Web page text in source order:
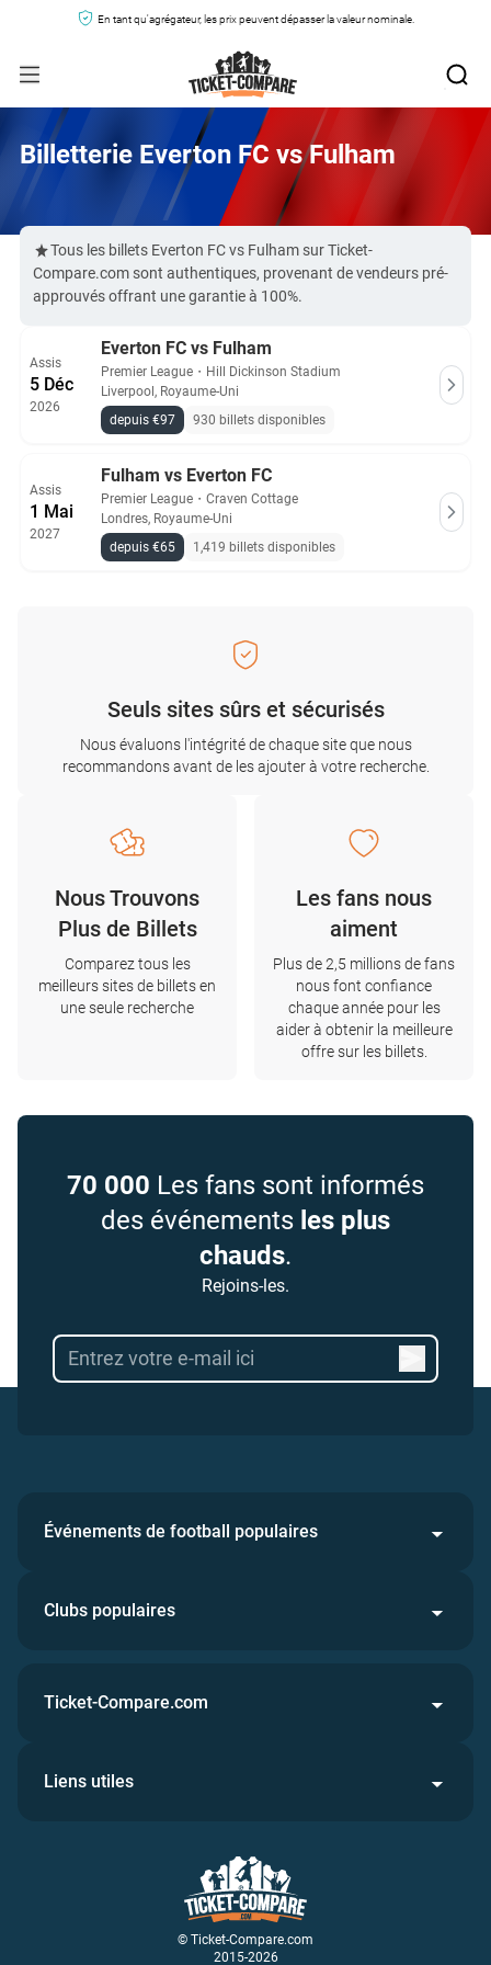
En tant qu'agrégateur, les prix peuvent dépasser la valeur nominale.
Billetterie Everton FC vs Fulham
Tous les billets Everton FC vs Fulham sur Ticket-
Compare.com sont authentiques, provenant de vendeurs pré-
approuvés offrant une garantie à 100%.
Assis
5 Déc
2026
Everton FC vs Fulham
Premier League ・ Hill Dickinson Stadium
Liverpool, Royaume-Uni
depuis €97
930 billets disponibles
Assis
1 Mai
2027
Fulham vs Everton FC
Premier League ・ Craven Cottage
Londres, Royaume-Uni
depuis €65
1,419 billets disponibles
Seuls sites sûrs et sécurisés
Nous évaluons l'intégrité de chaque site que nous
recommandons avant de les ajouter à votre recherche.
Nous Trouvons
Plus de Billets
Comparez tous les
meilleurs sites de billets en
une seule recherche
Les fans nous
aiment
Plus de 2,5 millions de fans
nous font confiance
chaque année pour les
aider à obtenir la meilleure
offre sur les billets.
70 000 Les fans sont informés
des événements les plus
chauds.
Rejoins-les.
Événements de football populaires
Clubs populaires
© Ticket-Compare.com
2015-2026
Ticket-Compare.com
Liens utiles